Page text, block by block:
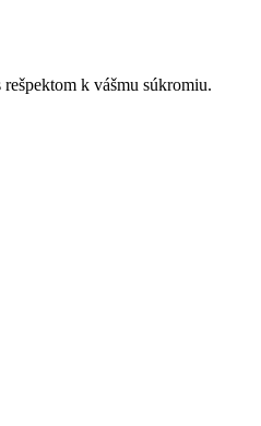
rešpektom k vášmu súkromiu.